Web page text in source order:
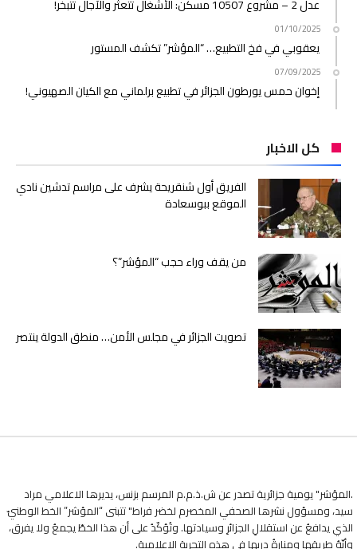
عدل 2 – مشروع 10507 مسكن: الأشغال تتعثر والآجال تتبخر!
01/10/2025
يعقوبي في فخ التطبيع… “المؤشر” تكشف المستور
07/09/2025
إخوان حمس يورطون الجزائر في تطبيع برلماني مع الكيان الصهيوني!
كل الاخبار
الفريق أول شنقريحة يشرف على مراسم تدشين نادي
الموقع ببوسعادة
من يقف وراء حجب “المؤشر”؟
تصويت الجزائر في مجلس الأمن… منطق الدولة ينتصر
.المؤشر" يومية جزائرية تصدر عن ش.ذ.م.م المرسم بزنس، يديرها الاعلامي مراد
سيد، ومسؤول نشرها الصحفي المخصرم لخضر فراط" تتبنى “المؤشر” الخط الوطنيّ
الذي يدافعُ عن استقلالِ الجزائرِ وسيادتها. وتُؤكّدُ على أن هذا الخطّ يجمعُ ولا يفرق،
وأنّهُ طريقها ومنارةُ دربها في هذه التجربةِ الإعلاميةِ.